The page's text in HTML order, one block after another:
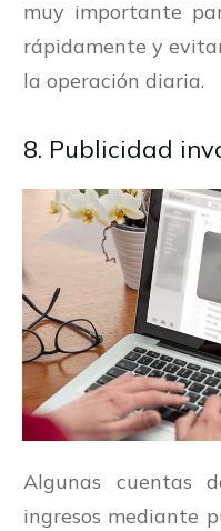
muy importante
rápidamente y
la operación diaria.
8. Publicidad
Algunas cuentas
ingresos mediante